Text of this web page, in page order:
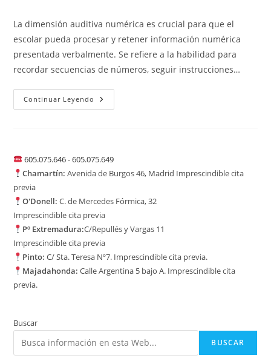
entrada:
La dimensión auditiva numérica es crucial para que el
escolar pueda procesar y retener información numérica
presentada verbalmente. Se refiere a la habilidad para
recordar secuencias de números, seguir instrucciones…
Continuar Leyendo La
Dimensión
605.075.646-605.075.649
Chamartín: Avenida de Burgos 46, Madrid Imprescindible cita
previa
O'Donell: C. de Mercedes Fórmica, 32
Imprescindible cita previa
Pº Extremadura:C/Repullés y Vargas 11
Imprescindible cita previa
Pinto: C/ Sta. Teresa Nº7. Imprescindible cita previa.
Majadahonda:Calle Argentina 5 bajo A. Imprescindible cita
previa.
Buscar
BUSCAR